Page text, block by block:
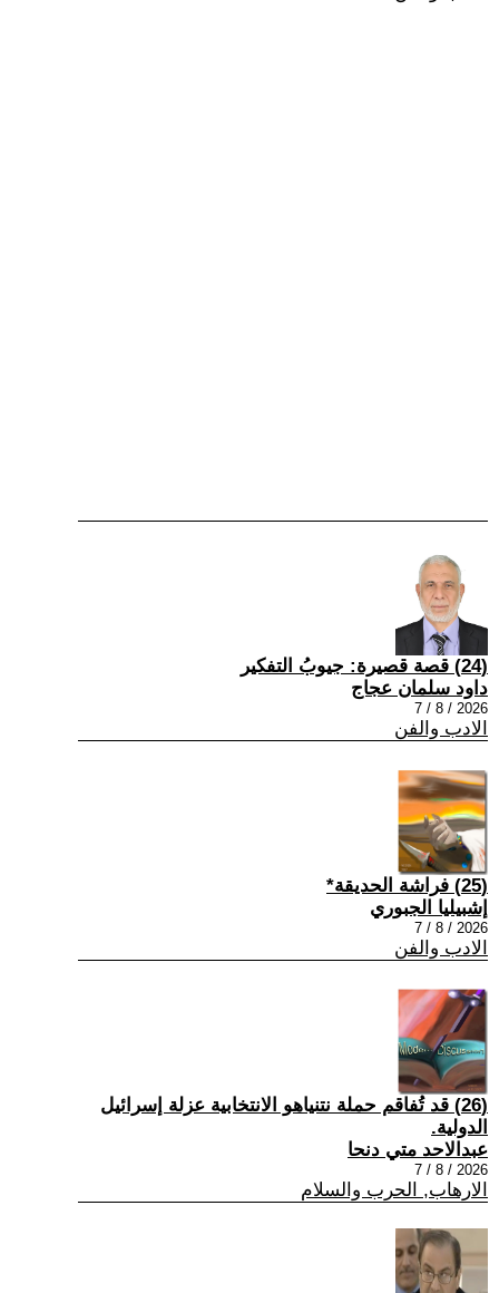
(24) قصة قصيرة: جيوبُ التفكير
داود سلمان عجاج
2026 / 8 / 7
الادب والفن
(25) فراشة الحديقة*
إشبيليا الجبوري
2026 / 8 / 7
الادب والفن
(26) قد تُفاقم حملة نتنياهو الانتخابية عزلة إسرائيل
الدولية.
عبدالاحد متي دنحا
2026 / 8 / 7
الارهاب, الحرب والسلام